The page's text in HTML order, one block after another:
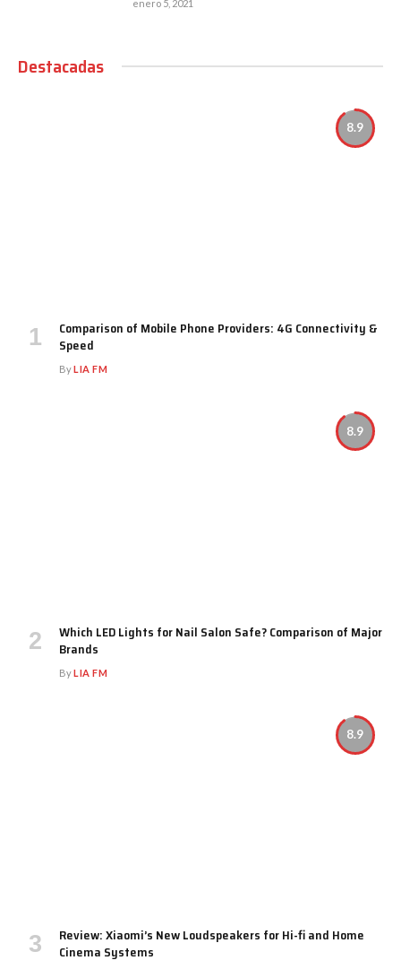
enero 5, 2021
Destacadas
8.9
Comparison of Mobile Phone Providers: 4G Connectivity &
Speed
ByLIA FM
8.9
Which LED Lights for Nail Salon Safe? Comparison of Major
Brands
ByLIA FM
8.9
Review: Xiaomi’s New Loudspeakers for Hi-fi and Home
Cinema Systems